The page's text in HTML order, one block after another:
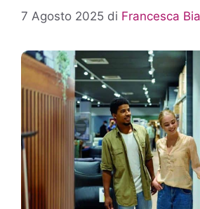
7 Agosto 2025 di Francesca